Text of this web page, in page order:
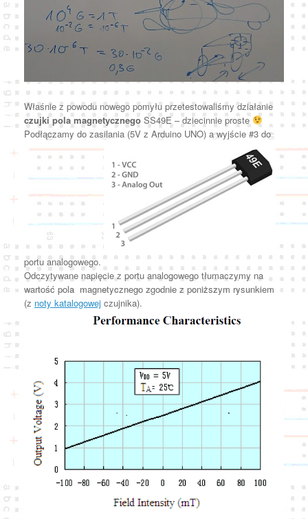
Właśnie z powodu nowego pomyłu przetestowaliśmy działanie
czujki pola magnetycznego SS49E – dziecinnie proste
Podłączamy do zasilania (5V z Arduino UNO) a wyjście #3 do
portu analogowego.
Odczytywane napięcie z portu analogowego tłumaczymy na
wartość pola magnetycznego zgodnie z poniższym rysunkiem
(z noty katalogowej czujnika).